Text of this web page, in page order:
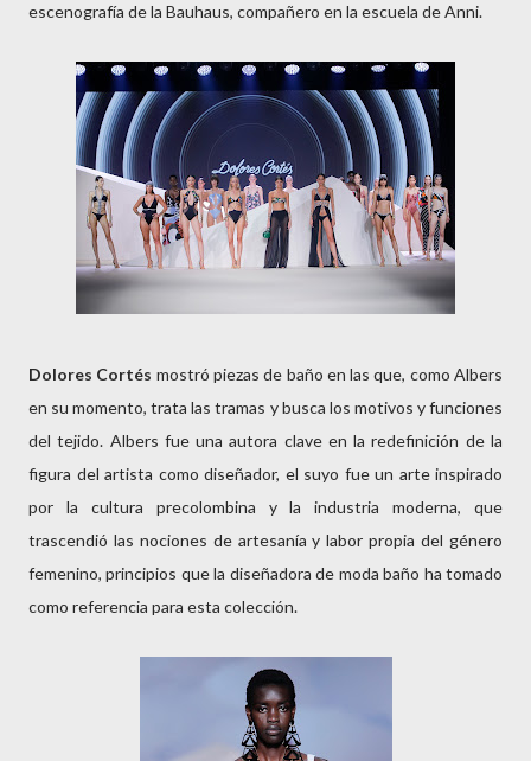
escenografía de la Bauhaus, compañero en la escuela de Anni.
Dolores Cortés mostró piezas de baño en las que, como Albers
en su momento, trata las tramas y busca los motivos y funciones
del tejido. Albers fue una autora clave en la redefinición de la
figura del artista como diseñador, el suyo fue un arte inspirado
por la cultura precolombina y la industria moderna, que
trascendió las nociones de artesanía y labor propia del género
femenino, principios que la diseñadora de moda baño ha tomado
como referencia para esta colección.